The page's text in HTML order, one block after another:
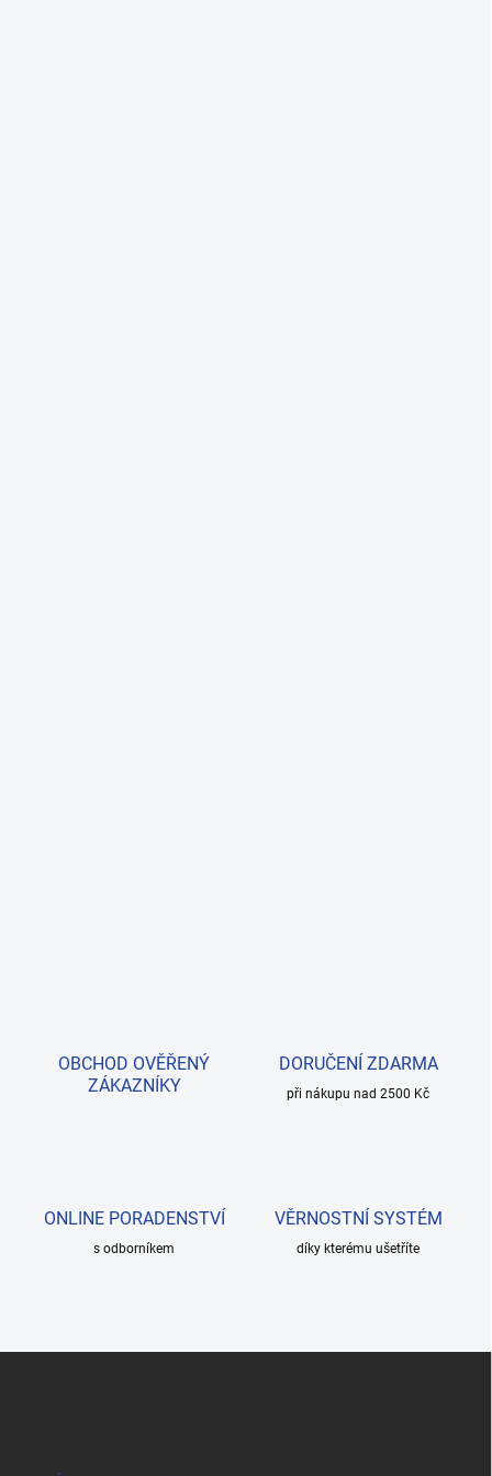
OBCHOD OVĚŘENÝ
ZÁKAZNÍKY
DORUČENÍ ZDARMA
při nákupu nad 2500 Kč
ONLINE PORADENSTVÍ
s odborníkem
VĚRNOSTNÍ SYSTÉM
díky kterému ušetříte